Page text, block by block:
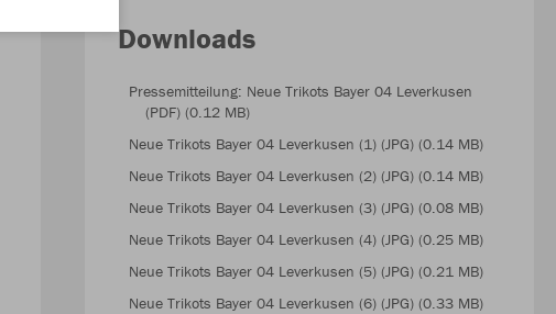
Downloads
Pressemitteilung: Neue Trikots Bayer 04 Leverkusen
(PDF) (0.12 MB)
Neue Trikots Bayer 04 Leverkusen (1) (JPG) (0.14 MB)
Neue Trikots Bayer 04 Leverkusen (2) (JPG) (0.14 MB)
Neue Trikots Bayer 04 Leverkusen (3) (JPG) (0.08 MB)
Neue Trikots Bayer 04 Leverkusen (4) (JPG) (0.25 MB)
Neue Trikots Bayer 04 Leverkusen (5) (JPG) (0.21 MB)
Neue Trikots Bayer 04 Leverkusen (6) (JPG) (0.33 MB)